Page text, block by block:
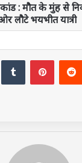
: मौत के मुंह से
लौटे भयभीत यात्री
Tumblr